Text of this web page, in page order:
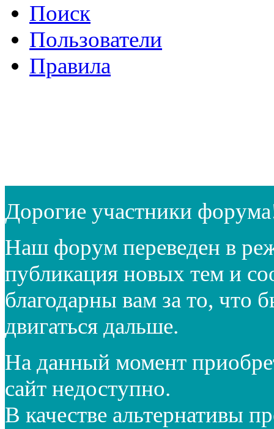
Поиск
Пользователи
Правила
Дорогие участники
Наш форум переведен в
публикация новых тем и
благодарны вам за то, что
двигаться дальше.
На данный момент
сайт недоступно.
В качестве альтернативы